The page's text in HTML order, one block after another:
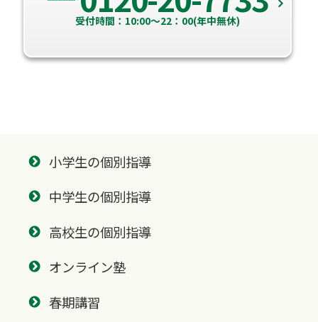
受付時間：10:00～22：00(年中無休)
小学生の個別指導
中学生の個別指導
高校生の個別指導
オンライン塾
春期講習